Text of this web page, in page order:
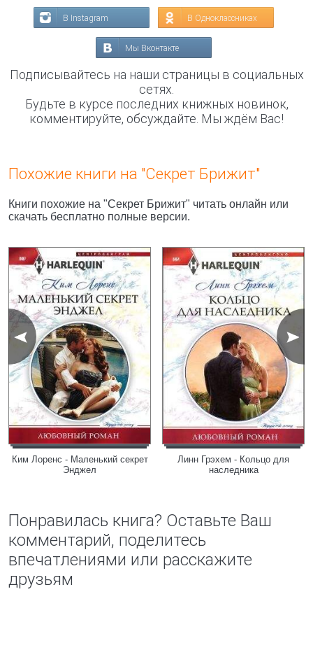
В Instagram В Одноклассниках
Мы Вконтакте
Подписывайтесь на наши страницы в социальных
сетях.
Будьте в курсе последних книжных новинок,
комментируйте, обсуждайте. Мы ждём Вас!
Похожие книги на "Секрет Брижит"
Книги похожие на "Секрет Брижит" читать онлайн или
скачать бесплатно полные версии.
Ким Лоренс - Маленький секрет
Энджел
Линн Грэхем - Кольцо для
наследника
Понравилась книга? Оставьте Ваш
комментарий, поделитесь
впечатлениями или расскажите
друзьям